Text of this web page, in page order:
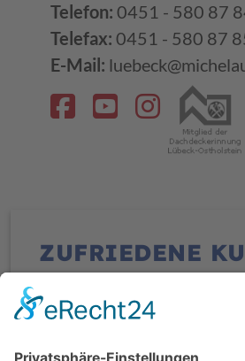
Telefon: 0451 - 580 87
Telefax: 0451 - 580 87
E-Mail:
ZUFRIEDENE